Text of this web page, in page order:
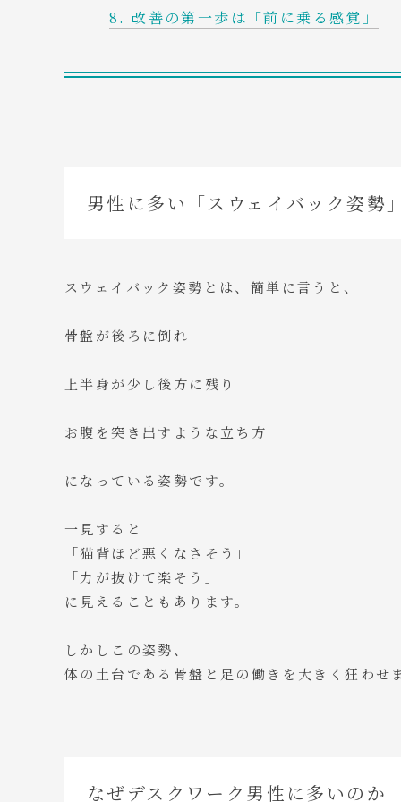
改善の第一歩は「前に乗る感覚」
男性に多い「スウェイバック姿勢
スウェイバック姿勢とは、簡単に言うと、
骨盤が後ろに倒れ
上半身が少し後方に残り
お腹を突き出すような立ち方
になっている姿勢です。
一見すると
「猫背ほど悪くなさそう」
「力が抜けて楽そう」
に見えることもあります。
しかしこの姿勢、
体の土台である骨盤と足の働きを大きく狂わせ
なぜデスクワーク男性に多いのか